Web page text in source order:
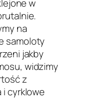
w
na
samoloty
jakby
widzimy
z
i cyrklowe